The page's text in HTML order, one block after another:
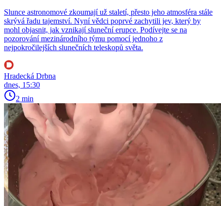
Slunce astronomové zkoumají už staletí, přesto jeho atmosféra stále
skrývá řadu tajemství. Nyní vědci poprvé zachytili jev, který by
mohl objasnit, jak vznikají sluneční erupce. Podívejte se na
pozorování mezinárodního týmu pomocí jednoho z
nejpokročilejších slunečních teleskopů světa.
Hradecká Drbna
dnes, 15:30
2 min